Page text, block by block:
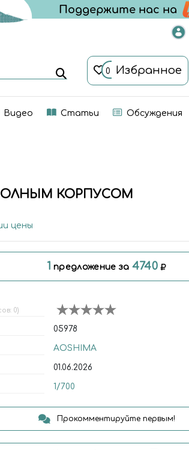
0 Избранное
Видео Статьи Обсуждения
ПОЛНЫМ КОРПУСОМ
цены
1 предложение за 4740
0)
05978
AOSHIMA
01.06.2026
1/700
Прокомментируйте первым!